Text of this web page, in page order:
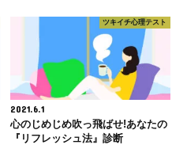
ツキイチ心理テスト
2021.6.1
心のじめじめ吹っ飛ばせ!あなたの
『リフレッシュ法』診断